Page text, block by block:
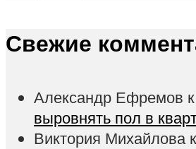
Свежие
Александр Ефремов
выровнять пол в
Виктория Михайлова